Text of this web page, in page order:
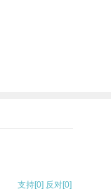
支持[0] 反对[0]